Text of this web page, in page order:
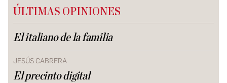
ÚLTIMAS OPINIONES
El italiano de la familia
JESÚS CABRERA
El precinto digital